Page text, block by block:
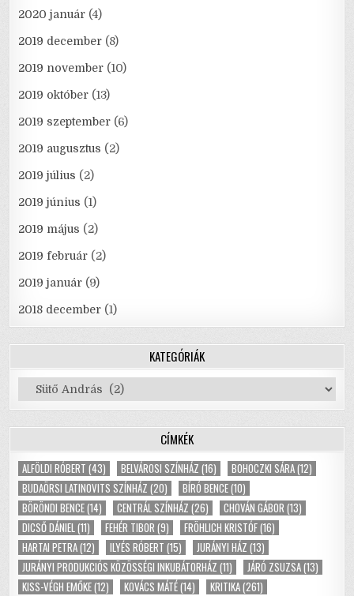
2020 január (4)
2019 december (8)
2019 november (10)
2019 október (13)
2019 szeptember (6)
2019 augusztus (2)
2019 július (2)
2019 június (1)
2019 május (2)
2019 február (2)
2019 január (9)
2018 december (1)
KATEGÓRIÁK
Kategóriák
CÍMKÉK
ALFÖLDI RÓBERT (43) BELVÁROSI SZÍNHÁZ (16) BOHOCZKI SÁRA(12)
BUDAÖRSI LATINOVITS SZÍNHÁZ (20) BÍRÓ BENCE(10)
BÖRÖNDI BENCE(14) CENTRÁL SZÍNHÁZ (26) CHOVÁN GÁBOR (13)
DICSŐ DÁNIEL(11) FEHÉR TIBOR (9) FRÖHLICH KRISTÓF(16)
HARTAI PETRA(12) ILYÉS RÓBERT (15) JURÁNYI HÁZ (13)
JURÁNYI PRODUKCIÓS KÖZÖSSÉGI INKUBÁTORHÁZ (11) JÁRÓ ZSUZSA(13)
KISS-VÉGH EMŐKE(12) KOVÁCS MÁTÉ(14) KRITIKA(261)